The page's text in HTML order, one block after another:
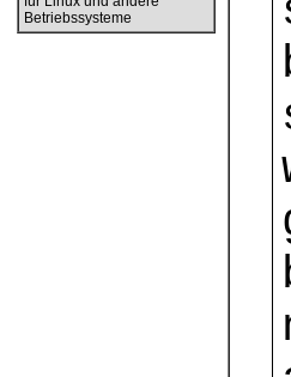
Betriebssysteme